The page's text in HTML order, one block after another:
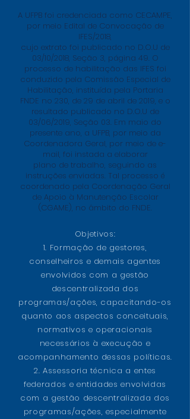
A UFPB foi credenciada como CECAMPE,
por meio Edital de Convocação de
IFES/2018,
cujo extrato foi publicado no D.O.U de
03/10/2018, Seção 3, página 49. O
processo de habilitação das IFES foi
conduzido pela Comissão Especial de
Habilitação, instituída pela Portaria
FNDE no 230, de 29 de abril de 2019, e o
resultado publicado no D.O.U de
03/06/2019, Seção 03. Em maio do
presente ano, a UFPB, por meio da
Coordenadora Geral, por meio de e-
mail, foi instada a elaborar
plano de trabalho, seguindo as
instruções enviadas. Tal processo é
coordenado pela Coordenação Geral
de Apoio à Manutenção Escolar
(CGAME), no âmbito do FNDE.
Objetivos:
1. Formação de gestores,
conselheiros e demais agentes
envolvidos com a gestão
descentralizada dos
programas/ações, capacitando-os
quanto aos aspectos conceituais,
normativos e operacionais
necessários à execução e
acompanhamento dessas políticas.
2. Assessoria técnica a entes
federados e entidades envolvidas
com a gestão descentralizada dos
programas/ações, especialmente